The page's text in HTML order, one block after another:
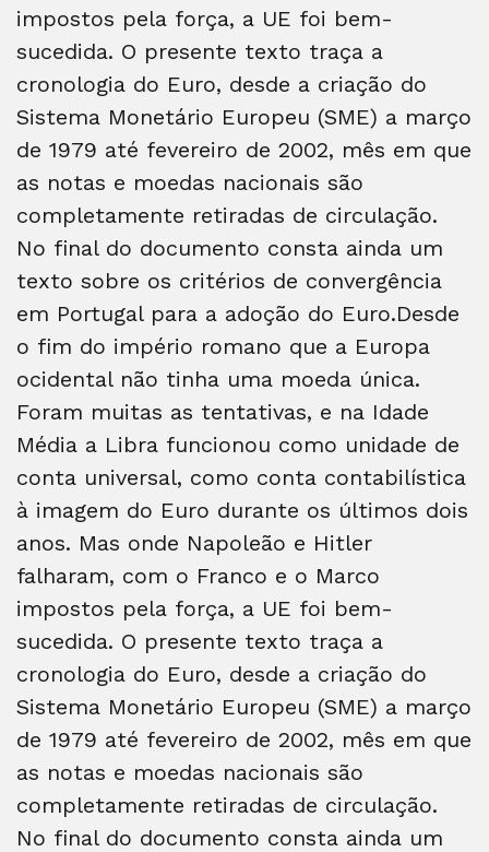
impostos pela força, a UE foi bem-
sucedida. O presente texto traça a
cronologia do Euro, desde a criação do
Sistema Monetário Europeu (SME) a março
de 1979 até fevereiro de 2002, mês em que
as notas e moedas nacionais são
completamente retiradas de circulação.
No final do documento consta ainda um
texto sobre os critérios de convergência
em Portugal para a adoção do Euro.Desde
o fim do império romano que a Europa
ocidental não tinha uma moeda única.
Foram muitas as tentativas, e na Idade
Média a Libra funcionou como unidade de
conta universal, como conta contabilística
à imagem do Euro durante os últimos dois
anos. Mas onde Napoleão e Hitler
falharam, com o Franco e o Marco
impostos pela força, a UE foi bem-
sucedida. O presente texto traça a
cronologia do Euro, desde a criação do
Sistema Monetário Europeu (SME) a março
de 1979 até fevereiro de 2002, mês em que
as notas e moedas nacionais são
completamente retiradas de circulação.
No final do documento consta ainda um